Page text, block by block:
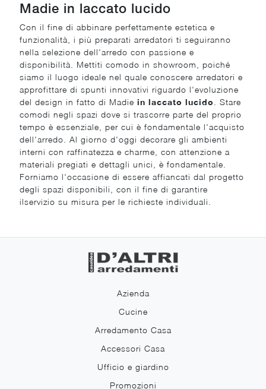
Madie in laccato lucido
Con il fine di abbinare perfettamente estetica e
funzionalità, i più preparati arredatori ti seguiranno
nella selezione dell'arredo con passione e
disponibilità. Mettiti comodo in showroom, poiché
siamo il luogo ideale nel quale conoscere arredatori e
approfittare di spunti innovativi riguardo l'evoluzione
del design in fatto di Madiein laccato lucido
. Stare
comodi negli spazi dove si trascorre parte del proprio
tempo è essenziale, per cui è fondamentale l'acquisto
dell'arredo. Al giorno d'oggi decorare gli ambienti
interni con raffinatezza e charme, con attenzione a
materiali pregiati e dettagli unici, è fondamentale.
Forniamo l'occasione di essere affiancati dal progetto
degli spazi disponibili, con il fine di garantire
ilservizio su misura per le richieste individuali.
Azienda
Cucine
Arredamento Casa
Accessori Casa
Ufficio e giardino
Promozioni